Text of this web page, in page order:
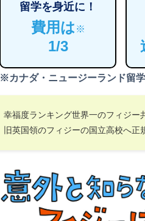
留学を身近に！
費用は※
1/3
※カナダ・ニュージーランド留
幸福度ランキング世界一のフィジー
旧英国領のフィジーの国立高校へ正